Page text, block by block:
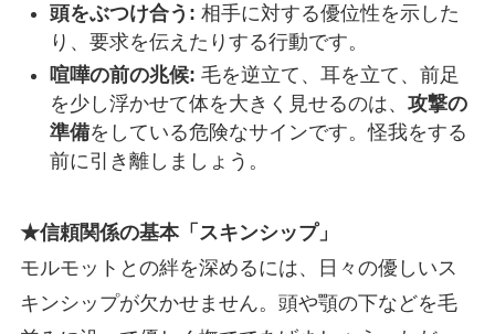
頭をぶつけ合う: 相手に対する優位性を示した
り、要求を伝えたりする行動です。
喧嘩の前の兆候: 毛を逆立て、耳を立て、前足
を少し浮かせて体を大きく見せるのは、 攻撃の
準備をしている危険なサインです。怪我をする
前に引き離しましょう。
★信頼関係の基本「スキンシップ」
モルモットとの絆を深めるには、日々の優しいス
キンシップが欠かせません。頭や顎の下などを毛